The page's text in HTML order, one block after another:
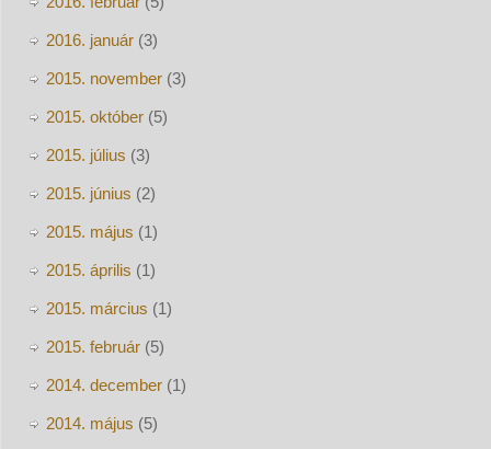
2016. január(3)
2015. november(3)
2015. október(5)
2015. július (3)
2015. június (2)
2015. május (1)
2015. április (1)
2015. március (1)
2015. február(5)
2014. december(1)
2014. május (5)